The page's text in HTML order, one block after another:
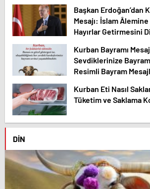
Başkan Erdoğan’dan
Mesajı: İslam
Hayırlar Getirmesini
Kurban Bayramı
Sevdiklerinize Bayram
Resimli Bayram
Kurban Eti Nasıl
Tüketim ve Saklama
DIN